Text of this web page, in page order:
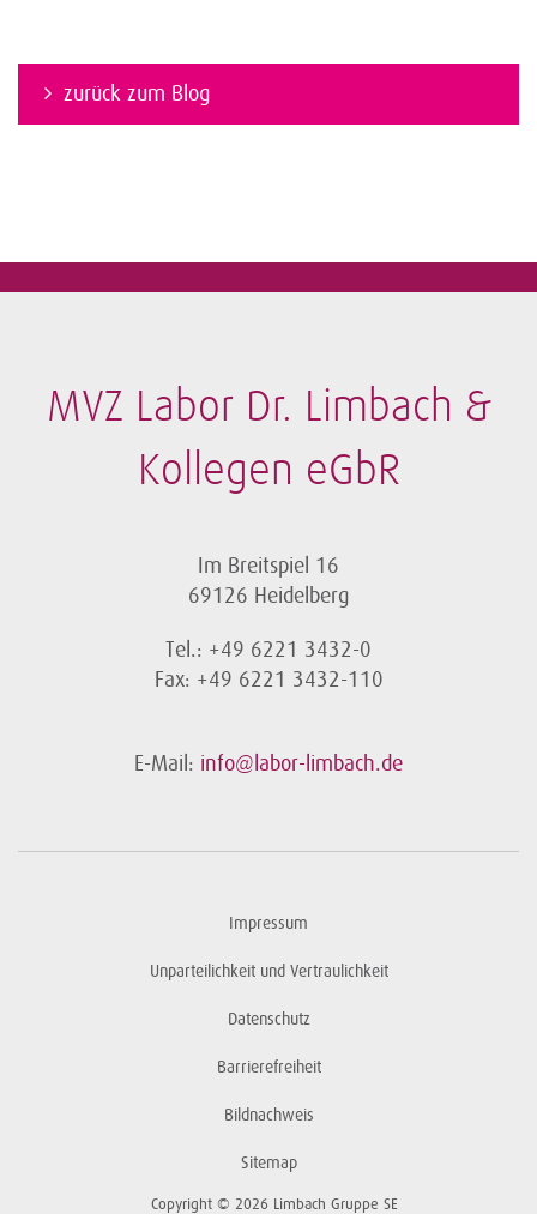
zurück zum Blog
MVZ Labor Dr. Limbach &
Kollegen eGbR
Im Breitspiel 16
69126 Heidelberg
Tel.: +49 6221 3432-0
Fax: +49 6221 3432-110
E-Mail: info@labor-limbach.de
Impressum
Unparteilichkeit und Vertraulichkeit
Datenschutz
Barrierefreiheit
Bildnachweis
Sitemap
Copyright © 2026 Limbach Gruppe SE